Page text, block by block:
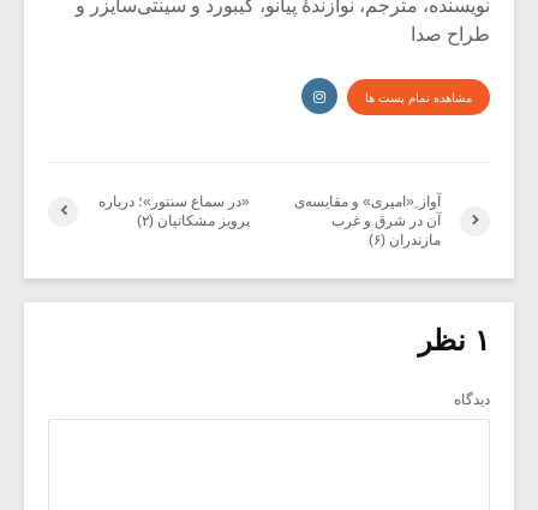
نویسنده، مترجم، نوازندۀ پیانو، کیبورد و سینتی‌سایزر و
طراح صدا
مشاهده تمام پست ها
«در سماع سنتور»؛ درباره
پرویز مشکاتیان (۲)
آواز ِ«امیری» و مقایسه‌ی
آن در شرق و غرب
مازندران (۶)
۱ نظر
دیدگاه